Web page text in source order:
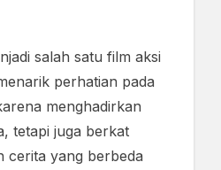
salah satu film aksi
perhatian pada
menghadirkan
tetapi juga berkat
cerita yang berbeda